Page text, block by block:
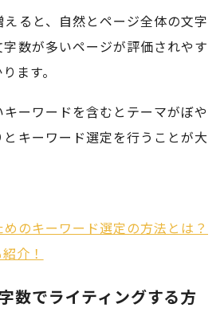
ると、自然とページ全体の文字
数が多いページが評価されやす
ます。
ーワードを含むとテーマがぼや
キーワード選定を行うことが大
のキーワード選定の方法とは？
介！
数でライティングする方